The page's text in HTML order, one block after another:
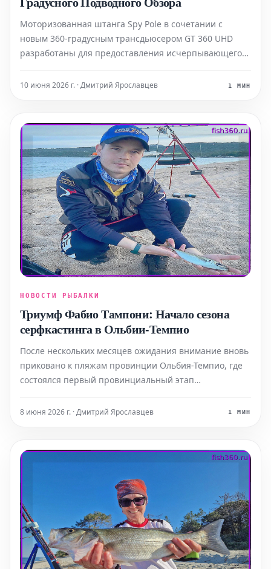
Моторизованная штанга Spy Pole в сочетании с
новым 360-градусным трансдьюсером GT 360 UHD
разработаны для предоставления исчерпывающего
отображаемого как в двухмерном (2D), так и в
10 июня 2026 г. · Дмитрий Ярославцев 1 МИН
НОВОСТИ РЫБАЛКИ
Триумф Фабио Тампони: Начало сезона
серфкастинга в Ольбии-Темпио
После нескольких месяцев ожидания внимание вновь
приковано к пляжам провинции Ольбия-Темпио, где
состоялся первый провинциальный этап
стал исторический пляж Колучча, который почти
8 июня 2026 г. · Дмитрий Ярославцев 1 МИН